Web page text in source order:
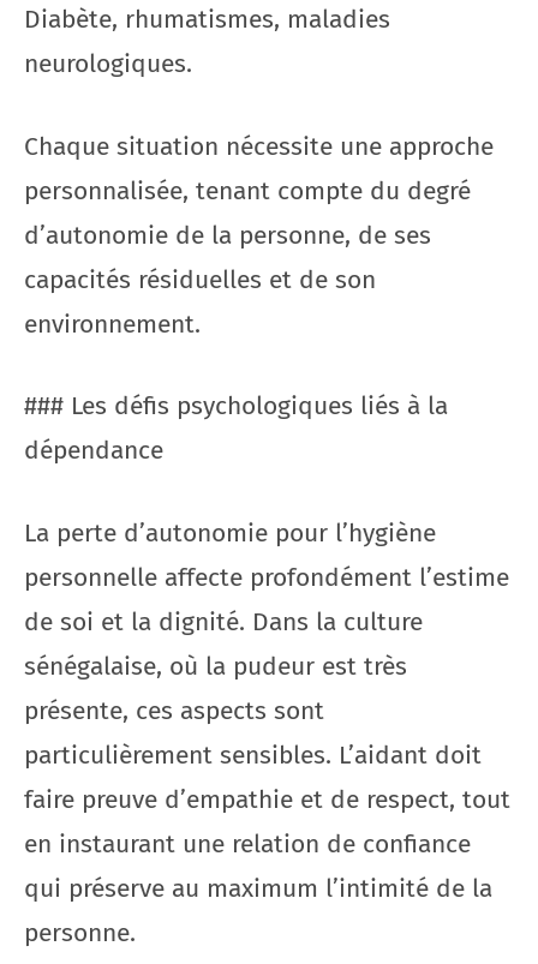
Diabète, rhumatismes, maladies
neurologiques.
Chaque situation nécessite une approche
personnalisée, tenant compte du degré
d’autonomie de la personne, de ses
capacités résiduelles et de son
environnement.
### Les défis psychologiques liés à la
dépendance
La perte d’autonomie pour l’hygiène
personnelle affecte profondément l’estime
de soi et la dignité. Dans la culture
sénégalaise, où la pudeur est très
présente, ces aspects sont
particulièrement sensibles. L’aidant doit
faire preuve d’empathie et de respect, tout
en instaurant une relation de confiance
qui préserve au maximum l’intimité de la
personne.